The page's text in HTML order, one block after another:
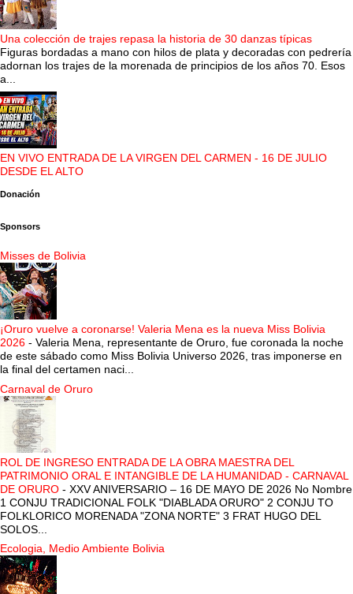
Una colección de trajes repasa la historia de 30 danzas típicas
Figuras bordadas a mano con hilos de plata y decoradas con pedrería
adornan los trajes de la morenada de principios de los años 70. Esos
a...
EN VIVO ENTRADA DE LA VIRGEN DEL CARMEN - 16 DE JULIO
DESDE EL ALTO
Donación
Sponsors
Misses de Bolivia
¡Oruro vuelve a coronarse! Valeria Mena es la nueva Miss Bolivia
2026 - Valeria Mena, representante de Oruro, fue coronada la noche
de este sábado como Miss Bolivia Universo 2026, tras imponerse en
la final del certamen naci...
Carnaval de Oruro
ROL DE INGRESO ENTRADA DE LA OBRA MAESTRA DEL
PATRIMONIO ORAL E INTANGIBLE DE LA HUMANIDAD - CARNAVAL
DE ORURO - XXV ANIVERSARIO – 16 DE MAYO DE 2026 No Nombre
1 CONJU TRADICIONAL FOLK "DIABLADA ORURO" 2 CONJU TO
FOLKLORICO MORENADA "ZONA NORTE" 3 FRAT HUGO DEL
SOLOS...
Ecologia, Medio Ambiente Bolivia